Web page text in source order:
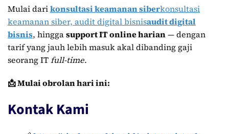
Mulai darikonsultasi keamanan siberkonsultasi
keamanan siber, audit digital bisnisaudit digital
bisnis, hinggasupport IT online harian— dengan
tarif yang jauh lebih masuk akal dibanding gaji
seorang ITfull-time.
📩 Mulai obrolan hari ini:
Kontak Kami